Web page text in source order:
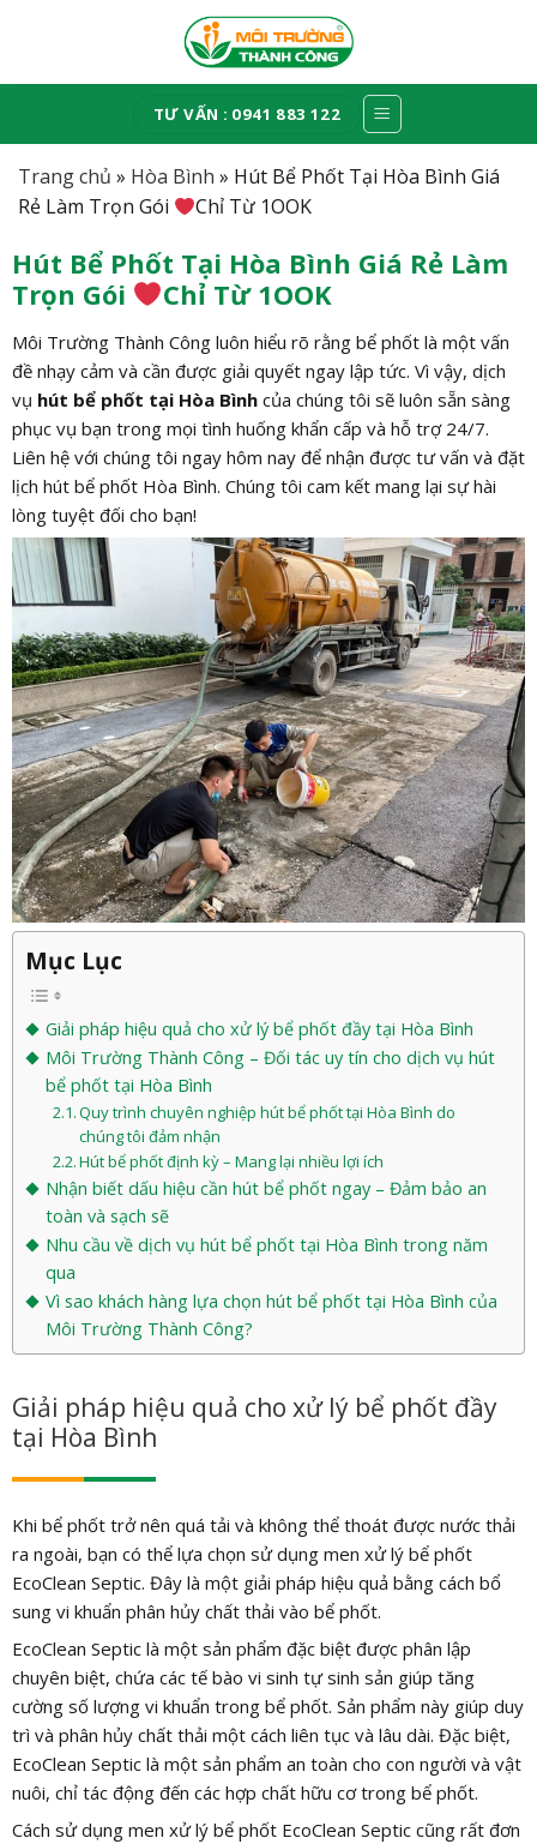
TƯ VẤN : 0941 883 122
Trang chủ » Hòa Bình » Hút Bể Phốt Tại Hòa Bình Giá
Rẻ Làm Trọn Gói
Chỉ Từ 1OOK
Hút Bể Phốt Tại Hòa Bình Giá Rẻ Làm
Trọn Gói
Chỉ Từ 1OOK
Môi Trường Thành Công luôn hiểu rõ rằng bể phốt là một vấn
đề nhạy cảm và cần được giải quyết ngay lập tức. Vì vậy, dịch
vụ hút bể phốt tại Hòa Bìnhcủa chúng tôi sẽ luôn sẵn sàng
phục vụ bạn trong mọi tình huống khẩn cấp và hỗ trợ 24/7.
Liên hệ với chúng tôi ngay hôm nay để nhận được tư vấn và đặt
lịch hút bể phốt Hòa Bình. Chúng tôi cam kết mang lại sự hài
lòng tuyệt đối cho bạn!
Mục Lục
Giải pháp hiệu quả cho xử lý bể phốt đầy tại Hòa Bình
Môi Trường Thành Công – Đối tác uy tín cho dịch vụ hút
bể phốt tại Hòa Bình
Quy trình chuyên nghiệp hút bể phốt tại Hòa Bình do
chúng tôi đảm nhận
Hút bể phốt định kỳ – Mang lại nhiều lợi ích
Nhận biết dấu hiệu cần hút bể phốt ngay – Đảm bảo an
toàn và sạch sẽ
Nhu cầu về dịch vụ hút bể phốt tại Hòa Bình trong năm
qua
Vì sao khách hàng lựa chọn hút bể phốt tại Hòa Bình của
Môi Trường Thành Công?
Giải pháp hiệu quả cho xử lý bể phốt đầy
tại Hòa Bình
Khi bể phốt trở nên quá tải và không thể thoát được nước thải
ra ngoài, bạn có thể lựa chọn sử dụng men xử lý bể phốt
EcoClean Septic. Đây là một giải pháp hiệu quả bằng cách bổ
sung vi khuẩn phân hủy chất thải vào bể phốt.
EcoClean Septic là một sản phẩm đặc biệt được phân lập
chuyên biệt, chứa các tế bào vi sinh tự sinh sản giúp tăng
cường số lượng vi khuẩn trong bể phốt. Sản phẩm này giúp duy
trì và phân hủy chất thải một cách liên tục và lâu dài. Đặc biệt,
EcoClean Septic là một sản phẩm an toàn cho con người và vật
nuôi, chỉ tác động đến các hợp chất hữu cơ trong bể phốt.
Cách sử dụng men xử lý bể phốt EcoClean Septic cũng rất đơn